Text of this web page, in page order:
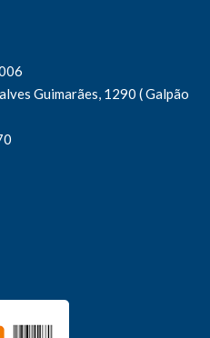
Guimarães, 1290 ( Galpão